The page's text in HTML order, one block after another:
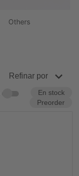
Others
Refinar por
En stock
Preorder